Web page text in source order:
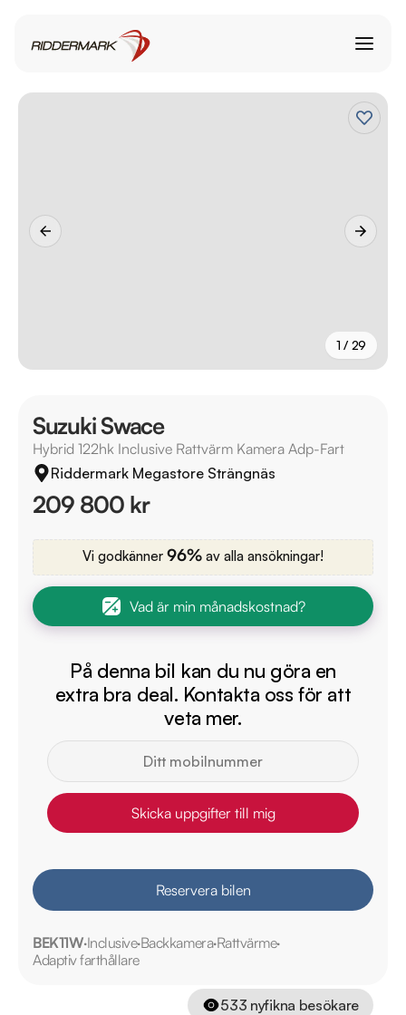
1 / 29
Suzuki Swace
Hybrid 122hk Inclusive Rattvärm Kamera Adp-Fart
Riddermark Megastore Strängnäs
209 800 kr
Vi godkänner 96% av alla ansökningar!
Vad är min månadskostnad?
På denna bil kan du nu göra en
extra bra deal. Kontakta oss för att
veta mer.
Skicka uppgifter till mig
Reservera bilen
BEK11WInclusiveBackkameraRattvärme
Adaptiv farthållare
533 nyfikna besökare